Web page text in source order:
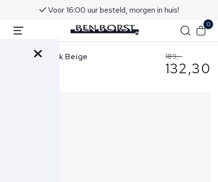
Voor 16:00 uur besteld, morgen in huis!
0
Mason's Broek Beige 189,-
132,30